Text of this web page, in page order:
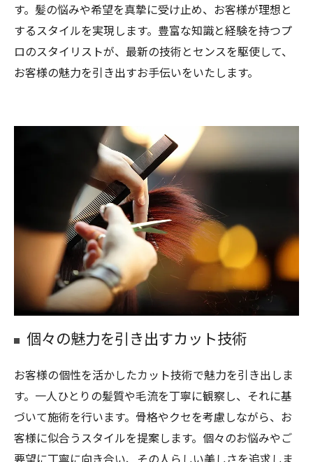
す。髪の悩みや希望を真摯に受け止め、お客様が理想と
するスタイルを実現します。豊富な知識と経験を持つプ
ロのスタイリストが、最新の技術とセンスを駆使して、
お客様の魅力を引き出すお手伝いをいたします。
個々の魅力を引き出すカット技術
お客様の個性を活かしたカット技術で魅力を引き出しま
す。一人ひとりの髪質や毛流を丁寧に観察し、それに基
づいて施術を行います。骨格やクセを考慮しながら、お
客様に似合うスタイルを提案します。個々のお悩みやご